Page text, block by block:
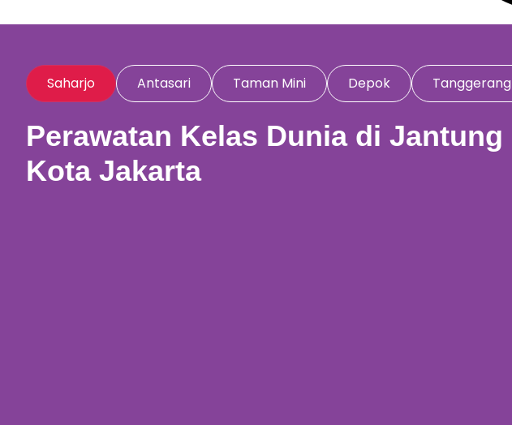
Saharjo Antasari Taman Mini Depok Tanggerang
Perawatan Kelas Dunia di Jantung
Kota Jakarta